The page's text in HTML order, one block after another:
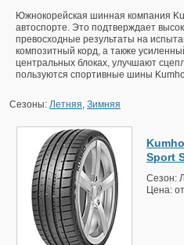
Южнокорейская шинная компания
автоспорте. Это подтверждает
превосходные результаты на
композитный корд, а также
центральных блоках, улучшают
пользуются спортивные шины
Сезоны: Летняя, Зимняя
Sport
Сезон:
Цена: